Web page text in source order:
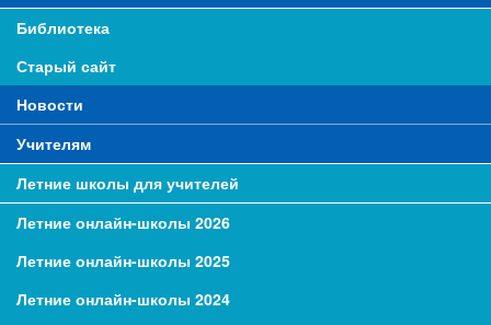
Библиотека
Старый сайт
Новости
Учителям
Летние школы для учителей
Летние онлайн-школы 2026
Летние онлайн-школы 2025
Летние онлайн-школы 2024